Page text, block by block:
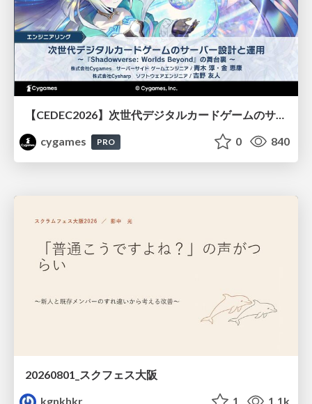
【CEDEC2026】次世代デジタルカードゲームのサーバー設計と運用 〜『Shadowverse: Worlds Beyond』の舞台裏～
cygames
PRO 0 840
20260801_スクフェス大阪
kgnkhkr
1 1.1k